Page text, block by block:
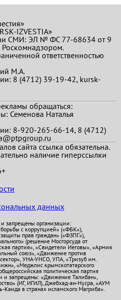
IZVESTIA»
СМИ: ЭЛ № ФС 77-68634 от 9
ответственностью
М.А.
8 (4712) 39-19-42, kursk-
обращаться:
Семенова Наталья
8-920-265-66-14, 8 (4712)
сайта ссылка обязательна.
наличие гиперссылки
данных
запрещены организации:
с коррупцией» («ФБК»),
прав граждан» («ФЗПГ»),
(решение Мосгорсуда от
партия», «Свидетели Иеговы», «Армия
союз», «Движение против
УНА-УНСО, УПА, «Тризуб им.
«Меджлис крымскотатарского
политическая партия
и запрещены: «Движение Талибан»,
(ИГ, ИГИЛ), Джебхад-ан-Нусра, «АУМ
в странах исламского Магриба».